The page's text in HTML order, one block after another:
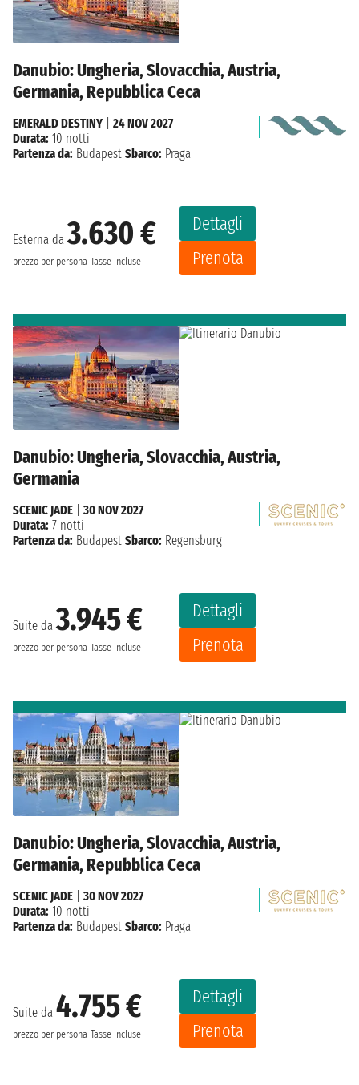
Danubio: Ungheria, Slovacchia, Austria,
Germania, Repubblica Ceca
Esterna da3.630 €
prezzo per persona Tasse incluse
Dettagli
Prenota
EMERALD DESTINY
24 NOV 2027
Durata: 10 notti
Partenza da: Budapest Sbarco: Praga
Danubio: Ungheria, Slovacchia, Austria,
Germania
Suite da3.945 €
prezzo per persona Tasse incluse
Dettagli
Prenota
SCENIC JADE
30 NOV 2027
Durata: 7 notti
Partenza da: Budapest Sbarco: Regensburg
Danubio: Ungheria, Slovacchia, Austria,
Germania, Repubblica Ceca
Suite da 4.755 €
prezzo per persona Tasse incluse
Dettagli
Prenota
SCENIC JADE
30 NOV 2027
Durata: 10 notti
Partenza da: Budapest Sbarco: Praga